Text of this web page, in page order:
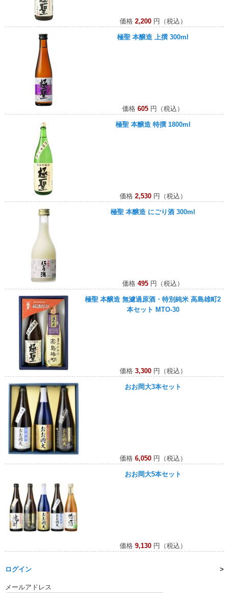
価格 2,200円（税込）
極聖 本醸造 上撰 300ml
価格 605 円（税込）
極聖 本醸造 特撰 1800ml
価格 2,530円（税込）
極聖 本醸造 にごり酒 300ml
価格 495 円（税込）
極聖 本醸造 無濾過原酒・特別純米 高島雄町2
本セット MTO-30
価格 3,300円（税込）
おお岡大3本セット
価格 6,050円（税込）
おお岡大5本セット
価格 9,130円（税込）
ログイン
メールアドレス